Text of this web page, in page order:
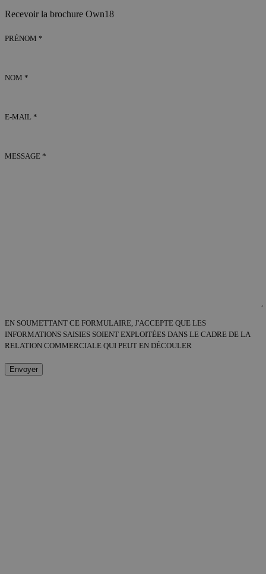
Recevoir la brochure Own18
PRÉNOM *
NOM *
E-MAIL *
MESSAGE *
EN SOUMETTANT CE FORMULAIRE, J'ACCEPTE QUE LES
INFORMATIONS SAISIES SOIENT EXPLOITÉES DANS LE CADRE DE LA
RELATION COMMERCIALE QUI PEUT EN DÉCOULER
Envoyer